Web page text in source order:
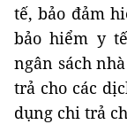
tế, bảo đảm
bảo hiểm y
ngân sách
trả cho các
dụng chi trả